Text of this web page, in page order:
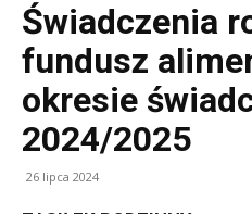
Świadczenia
fundusz
okresie
2024/2025
26 lipca 2024